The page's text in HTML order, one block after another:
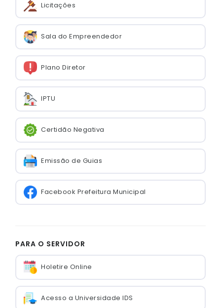
Licitações
Sala do Empreendedor
Plano Diretor
IPTU
Certidão Negativa
Emissão de Guias
Facebook Prefeitura Municipal
PARA O SERVIDOR
Holetire Online
Acesso a Universidade IDS